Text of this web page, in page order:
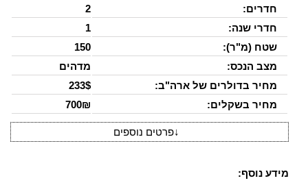
חדרים:
2
חדרי שנה:
1
שטח (מ"ר):
150
מצב הנכס:
מדהים
מחיר בדולרים של ארה"ב:
233$
מחיר בשקלים:
700₪
↓פרטים נוספים
מידע נוסף: